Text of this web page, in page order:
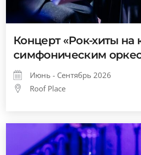
Концерт «Рок-хиты
симфоническим
Июнь - Сентябрь 2026
Roof Place